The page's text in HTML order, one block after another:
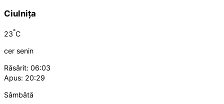
Ciulnița
23°C
cer senin
Răsărit: 06:03
Apus: 20:29
Sâmbătă